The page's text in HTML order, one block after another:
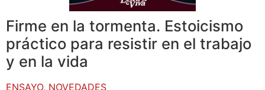
Firme en la tormenta. Estoicismo
práctico para resistir en el trabajo
y en la vida
ENSAYO, NOVEDADES